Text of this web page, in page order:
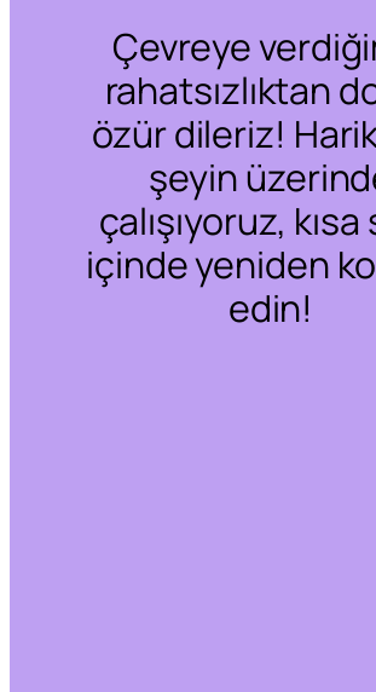
Çevreye
rahatsızlıktan
özür dileriz!
şeyin
çalışıyoruz,
içinde yeniden
edin!